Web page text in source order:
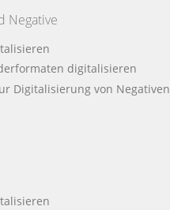
Negative
digitalisieren
Digitalisierung von Negativen